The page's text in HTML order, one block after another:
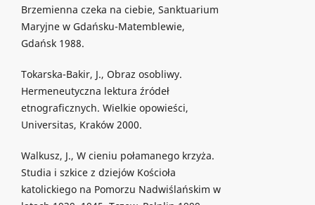
Brzemienna czeka na ciebie, Sanktuarium
Maryjne w Gdańsku-Matemblewie,
Gdańsk 1988.
Tokarska-Bakir, J., Obraz osobliwy.
Hermeneutyczna lektura źródeł
etnograficznych. Wielkie opowieści,
Universitas, Kraków 2000.
Walkusz, J., W cieniu połamanego krzyża.
Studia i szkice z dziejów Kościoła
katolickiego na Pomorzu Nadwiślańskim w